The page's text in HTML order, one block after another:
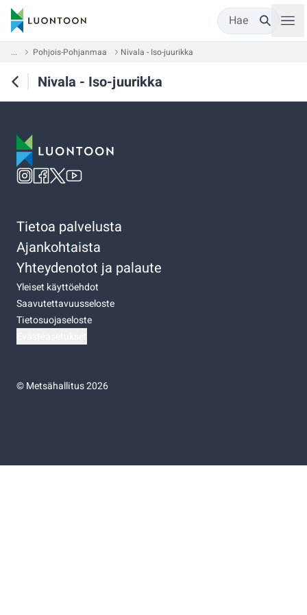
Hae
... Pohjois-Pohjanmaa Nivala - Iso-juurikka
Nivala - Iso-juurikka
Tietoa palvelusta
Ajankohtaista
Yhteydenotot ja palaute
Yleiset käyttöehdot
Saavutettavuusseloste
Tietosuojaseloste
©Metsähallitus 2026